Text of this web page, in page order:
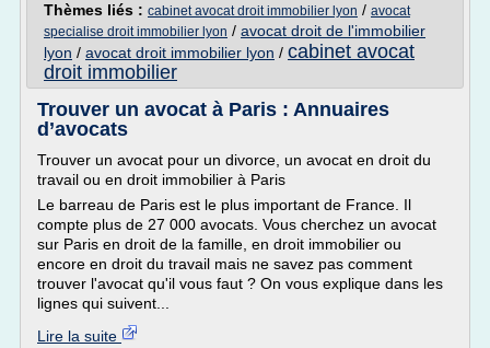
Thèmes liés : cabinet avocat droit immobilier lyon / avocat
specialise droit immobilier lyon / avocat droit de l'immobilier
lyon / avocat droit immobilier lyon / cabinet avocat
droit immobilier
Trouver un avocat à Paris : Annuaires
d’avocats
Trouver un avocat pour un divorce, un avocat en droit du
travail ou en droit immobilier à Paris
Le barreau de Paris est le plus important de France. Il
compte plus de 27 000 avocats. Vous cherchez un avocat
sur Paris en droit de la famille, en droit immobilier ou
encore en droit du travail mais ne savez pas comment
trouver l'avocat qu'il vous faut ? On vous explique dans les
lignes qui suivent...
Lire la suite